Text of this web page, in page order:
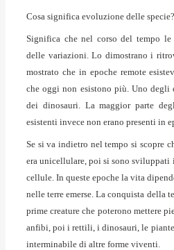
Cosa significa evoluzione delle specie?
Significa che nel corso del tempo
delle variazioni. Lo dimostrano i
mostrato che in epoche remote
che oggi non esistono più. Uno degli
dei dinosauri. La maggior parte
esistenti invece non erano presenti in
Se si va indietro nel tempo si scopre
era unicellulare, poi si sono sviluppati
cellule. In queste epoche la vita
nelle terre emerse. La conquista della
prime creature che poterono mettere
anfibi, poi i rettili, i dinosauri, le
interminabile di altre forme viventi.